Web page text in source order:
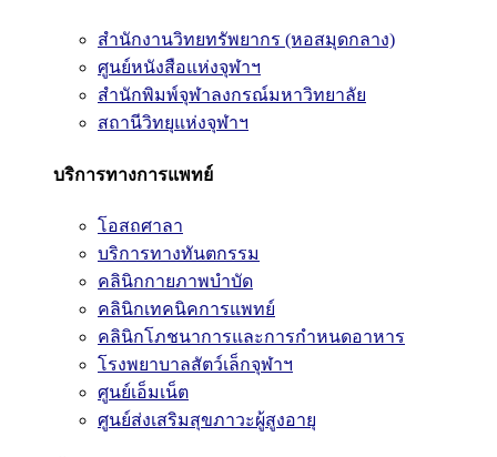
สำนักงานวิทยทรัพยากร (หอสมุดกลาง)
ศูนย์หนังสือแห่งจุฬาฯ
สำนักพิมพ์จุฬาลงกรณ์มหาวิทยาลัย
สถานีวิทยุแห่งจุฬาฯ
บริการทางการแพทย์
โอสถศาลา
บริการทางทันตกรรม
คลินิกกายภาพบำบัด
คลินิกเทคนิคการแพทย์
คลินิกโภชนาการและการกำหนดอาหาร
โรงพยาบาลสัตว์เล็กจุฬาฯ
ศูนย์เอ็มเน็ต
ศูนย์ส่งเสริมสุขภาวะผู้สูงอายุ